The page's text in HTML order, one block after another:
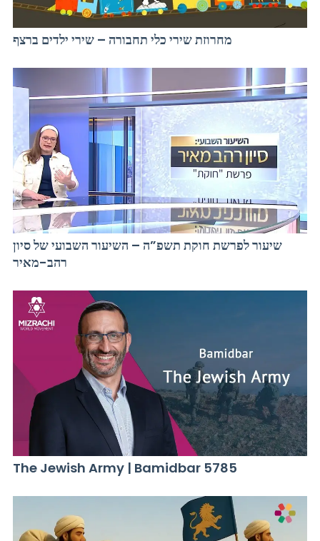
מחרוזת שירי כלי תחבורה – שירי ילדים ברצף
שיעור לפרשת חוקת תשפ”ה – השיעור השבועי של סיון
רהב-מאיר
The Jewish Army | Bamidbar 5785